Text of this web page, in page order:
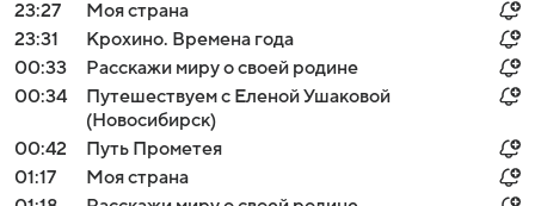
23:27
Моя страна
23:31
Крохино. Времена года
00:33
Расскажи миру о своей родине
00:34
Путешествуем с Еленой Ушаковой
(Новосибирск)
00:42
Путь Прометея
01:17
Моя страна